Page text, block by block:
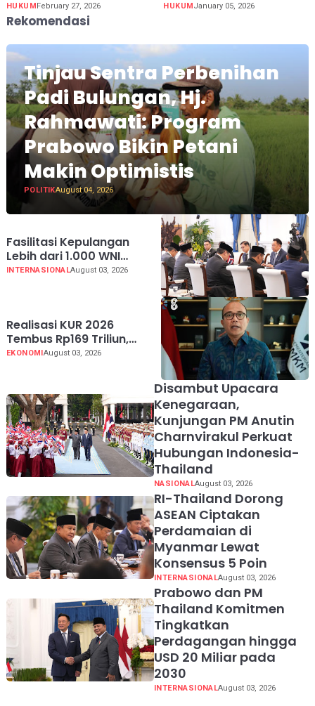
HUKUMFebruary 27, 2026 HUKUMJanuary 05, 2026
Rekomendasi
Tinjau Sentra Perbenihan
Padi Bulungan, Hj.
Rahmawati: Program
Prabowo Bikin Petani
Makin Optimistis
POLITIKAugust 04, 2026
Fasilitasi Kepulangan
Lebih dari 1.000 WNI
Korban Scam, Prabowo
INTERNASIONALAugust 03, 2026
Realisasi KUR 2026
Tembus Rp169 Triliun,
Jangkau 2,65 Juta Debitur
EKONOMIAugust 03, 2026
Disambut Upacara
Kenegaraan,
Kunjungan PM Anutin
Charnvirakul Perkuat
Hubungan Indonesia-
Thailand
NASIONALAugust 03, 2026
RI-Thailand Dorong
ASEAN Ciptakan
Perdamaian di
Myanmar Lewat
Konsensus 5 Poin
INTERNASIONALAugust 03, 2026
Prabowo dan PM
Thailand Komitmen
Tingkatkan
Perdagangan hingga
USD 20 Miliar pada
2030
INTERNASIONALAugust 03, 2026